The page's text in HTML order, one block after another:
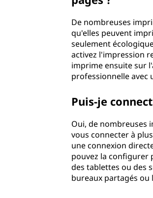
De nombreuses
qu'elles peuvent
seulement
activez l'impression
imprime ensuite sur
professionnelle
Puis-je
Oui, de nombreuses
vous connecter à
une connexion
pouvez la configurer
des tablettes ou des
bureaux partagés ou